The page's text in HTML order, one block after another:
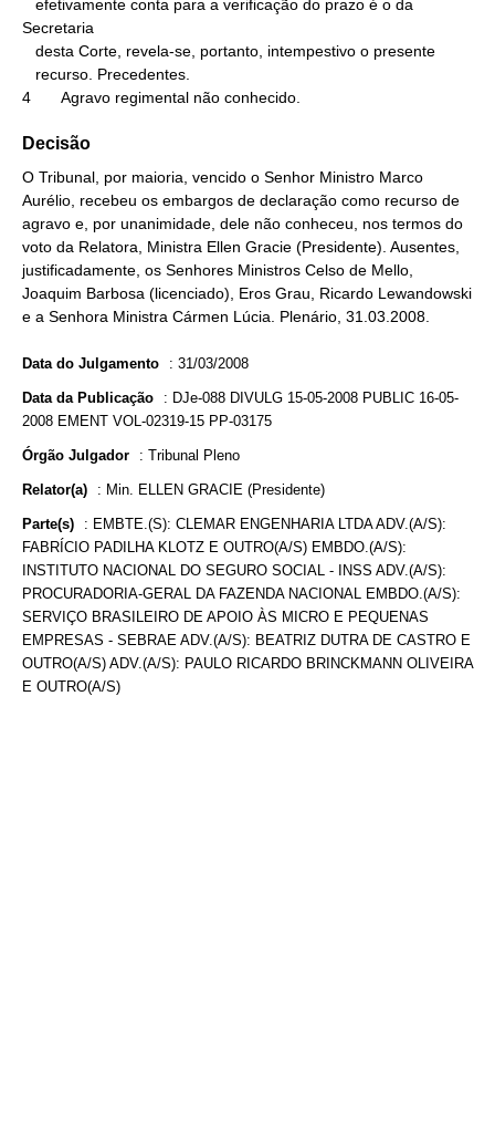
Secretaria
4       Agravo regimental não conhecido.
Decisão
O Tribunal, por maioria, vencido o Senhor Ministro Marco
Aurélio, recebeu os embargos de declaração como recurso de
agravo e, por unanimidade, dele não conheceu, nos termos do
voto da Relatora, Ministra Ellen Gracie (Presidente). Ausentes,
justificadamente, os Senhores Ministros Celso de Mello,
Joaquim Barbosa (licenciado), Eros Grau, Ricardo Lewandowski
e a Senhora Ministra Cármen Lúcia. Plenário, 31.03.2008.
Data do Julgamento : 31/03/2008
Data da Publicação : DJe-088 DIVULG 15-05-2008 PUBLIC 16-05-
2008 EMENT VOL-02319-15 PP-03175
Órgão Julgador : Tribunal Pleno
Relator(a) : Min. ELLEN GRACIE (Presidente)
Parte(s) : EMBTE.(S): CLEMAR ENGENHARIA LTDA ADV.(A/S):
FABRÍCIO PADILHA KLOTZ E OUTRO(A/S) EMBDO.(A/S):
INSTITUTO NACIONAL DO SEGURO SOCIAL - INSS ADV.(A/S):
PROCURADORIA-GERAL DA FAZENDA NACIONAL EMBDO.(A/S):
SERVIÇO BRASILEIRO DE APOIO ÀS MICRO E PEQUENAS
EMPRESAS - SEBRAE ADV.(A/S): BEATRIZ DUTRA DE CASTRO E
OUTRO(A/S) ADV.(A/S): PAULO RICARDO BRINCKMANN OLIVEIRA
E OUTRO(A/S)